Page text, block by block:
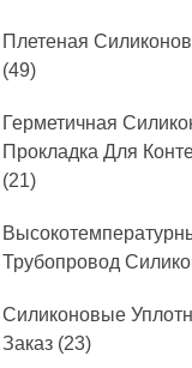
Плетеная
(49)
Герметичная
Прокладка Для
(21)
Трубопровод
Силиконовые
Заказ (23)